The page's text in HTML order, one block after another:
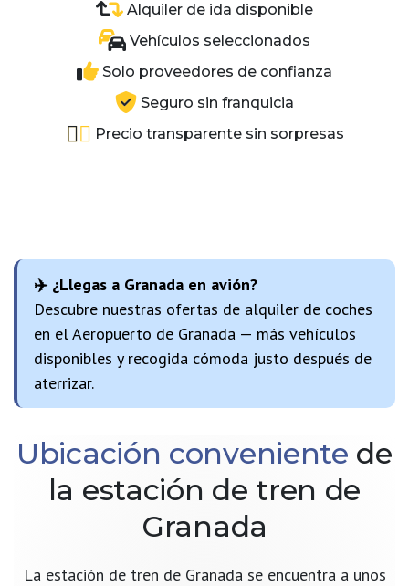
Alquiler de ida disponible
Vehículos seleccionados
Solo proveedores de confianza
Seguro sin franquicia
Precio transparente sin sorpresas
✈️ ¿Llegas a Granada en avión?
Descubre nuestras ofertas de alquiler de coches
en el Aeropuerto de Granada — más vehículos
disponibles y recogida cómoda justo después de
aterrizar.
Ubicación conveniente de
la estación de tren de
Granada
La estación de tren de Granada se encuentra a unos